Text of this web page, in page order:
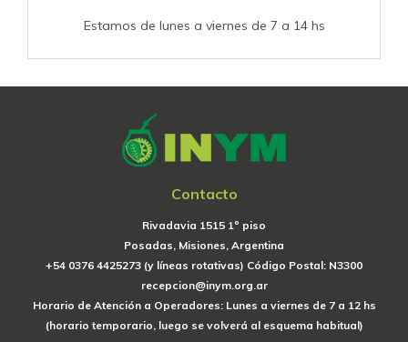
Estamos de lunes a viernes de 7 a 14 hs
Contacto
Rivadavia 1515 1º piso
Posadas, Misiones, Argentina
+54 0376 4425273 (y líneas rotativas) Código Postal: N3300
recepcion@inym.org.ar
Horario de Atención a Operadores: Lunes a viernes de 7 a 12 hs
(horario temporario, luego se volverá al esquema habitual)